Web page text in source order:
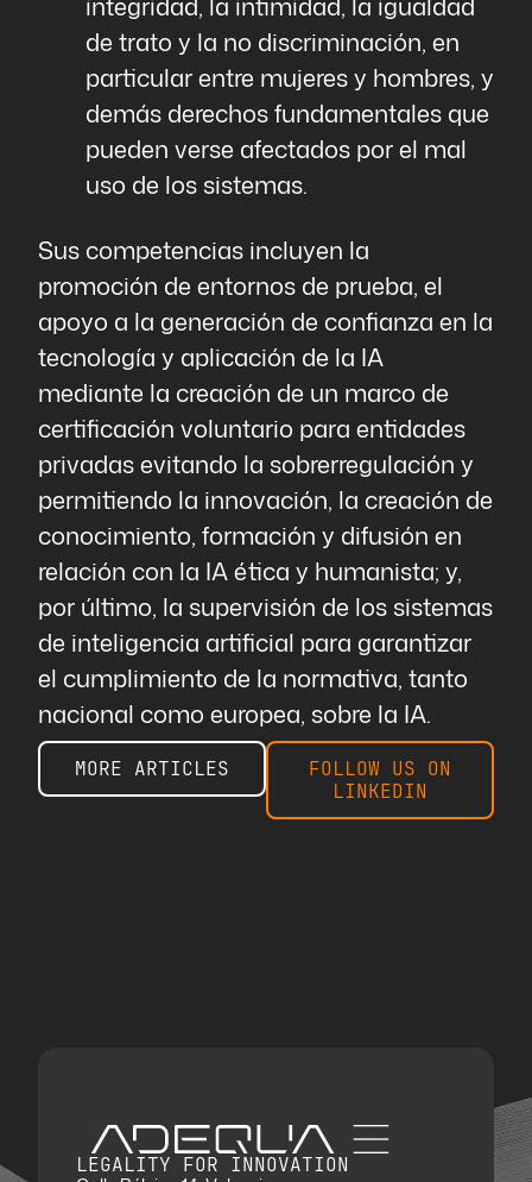
de trato y la no discriminación, en
particular entre mujeres y hombres, y
demás derechos fundamentales que
pueden verse afectados por el mal
uso de los sistemas.
Sus competencias incluyen la
promoción de entornos de prueba, el
apoyo a la generación de confianza en la
tecnología y aplicación de la IA
mediante la creación de un marco de
certificación voluntario para entidades
privadas evitando la sobrerregulación y
permitiendo la innovación, la creación de
conocimiento, formación y difusión en
relación con la IA ética y humanista; y,
por último, la supervisión de los sistemas
de inteligencia artificial para garantizar
el cumplimiento de la normativa, tanto
nacional como europea, sobre la IA.
MORE ARTICLES
FOLLOW US ON
LINKEDIN
LEGALITY FOR INNOVATION